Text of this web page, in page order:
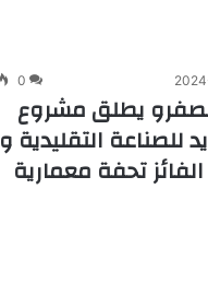
0
يطلق مشروع
للصناعة التقليدية و
تحفة معمارية